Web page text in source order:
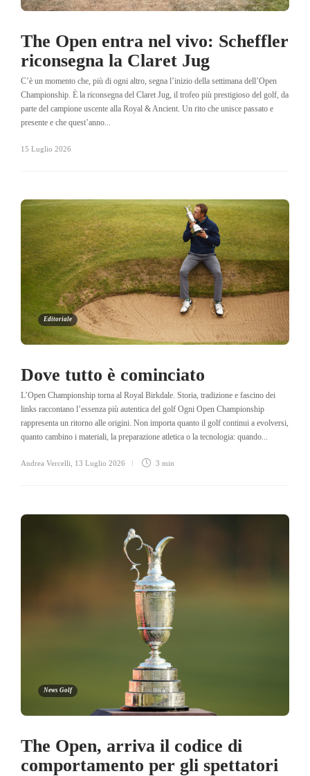
The Open entra nel vivo: Scheffler
riconsegna la Claret Jug
C’è un momento che, più di ogni altro, segna l’inizio della settimana dell’Open
Championship. È la riconsegna del Claret Jug, il trofeo più prestigioso del golf, da
parte del campione uscente alla Royal & Ancient. Un rito che unisce passato e
presente e che quest’anno...
15 Luglio 2026
Editoriale
Dove tutto è cominciato
L’Open Championship torna al Royal Birkdale. Storia, tradizione e fascino dei
links raccontano l’essenza più autentica del golf Ogni Open Championship
rappresenta un ritorno alle origini. Non importa quanto il golf continui a evolversi,
quanto cambino i materiali, la preparazione atletica o la tecnologia: quando...
Andrea Vercelli 13 Luglio 2026 3 min
News Golf
The Open, arriva il codice di
comportamento per gli spettatori